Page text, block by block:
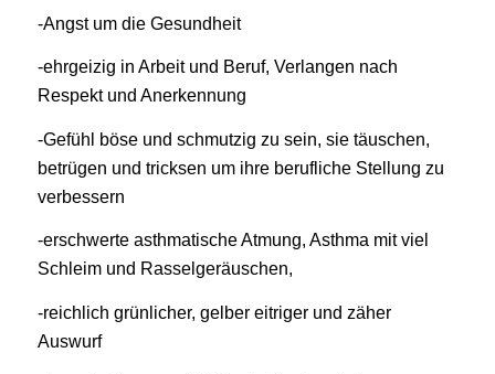
-Angst um die Gesundheit
-ehrgeizig in Arbeit und Beruf, Verlangen nach
Respekt und Anerkennung
-Gefühl böse und schmutzig zu sein, sie täuschen,
betrügen und tricksen um ihre berufliche Stellung zu
verbessern
-erschwerte asthmatische Atmung, Asthma mit viel
Schleim und Rasselgeräuschen,
-reichlich grünlicher, gelber eitriger und zäher
Auswurf